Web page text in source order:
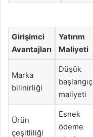
Girişimci
Avantajları
Yatırım
Maliyeti
Marka
bilinirliği
Düşük
başlangıç
maliyeti
Ürün
çeşitliliği
Esnek
ödeme